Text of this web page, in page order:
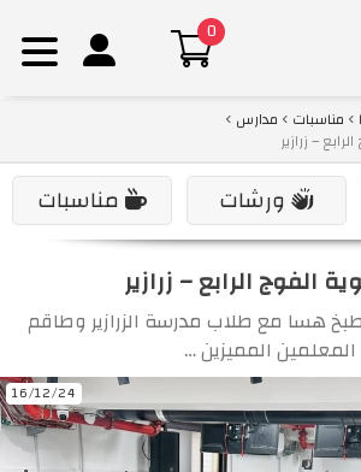
مناسبات
مدارس
– زرازير
ورشات مناسبات
الفوج الرابع – زرازير
هسا مع طلاب مدرسة الزرازير وطاقم
المعلمين المميزين …
16/12/24
0